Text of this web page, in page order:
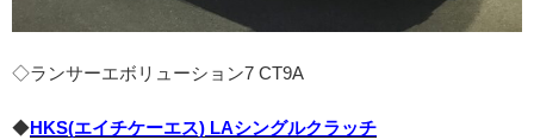
◇ランサーエボリューション7 CT9A
◆HKS(エイチケーエス) LAシングルクラッチ